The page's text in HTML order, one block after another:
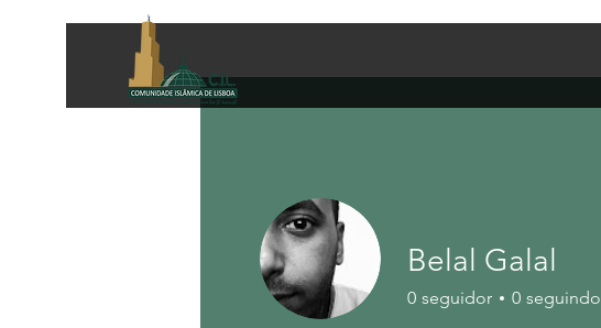
Belal Galal
0 seguidor 0 seguindo